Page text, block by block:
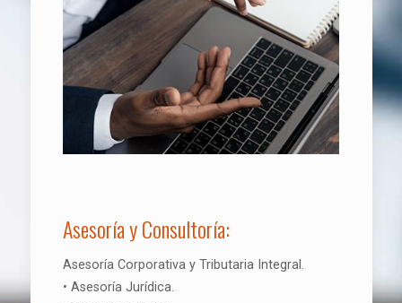
Asesoría y Consultoría:
Asesoría Corporativa y Tributaria Integral.
• Asesoría Jurídica.